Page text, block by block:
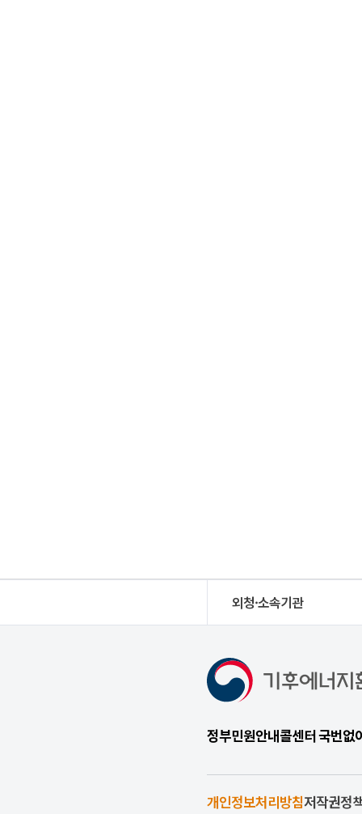
외청·소속기관
정부민원안내콜센터 국번
개인정보처리방침저작권정